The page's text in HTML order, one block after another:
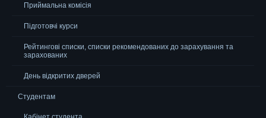
Приймальна комісія
Підготовчі курси
Рейтингові списки, списки рекомендованих до зарахування та
зарахованих
День відкритих дверей
Студентам